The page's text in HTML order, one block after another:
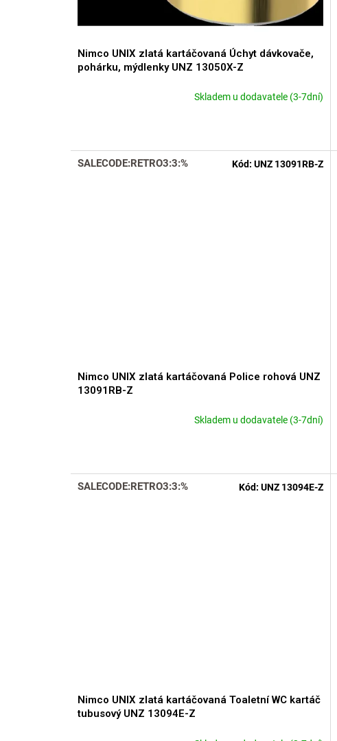
Nimco UNIX zlatá kartáčovaná Úchyt dávkovače,
pohárku, mýdlenky UNZ 13050X-Z
Skladem u dodavatele (3-7dní)
SALECODE:RETRO3:3:%
Nimco UNIX zlatá kartáčovaná Police rohová UNZ
13091RB-Z
Skladem u dodavatele (3-7dní)
Kód:UNZ 13091RB-Z
SALECODE:RETRO3:3:%
Nimco UNIX zlatá kartáčovaná Toaletní WC kartáč
tubusový UNZ 13094E-Z
Kód:UNZ 13094E-Z